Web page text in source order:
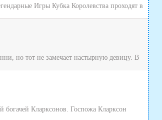
Игры Кубка Королевства проходят в
но тот не замечает настырную девицу. В
богачей Кларксонов. Госпожа Кларксон